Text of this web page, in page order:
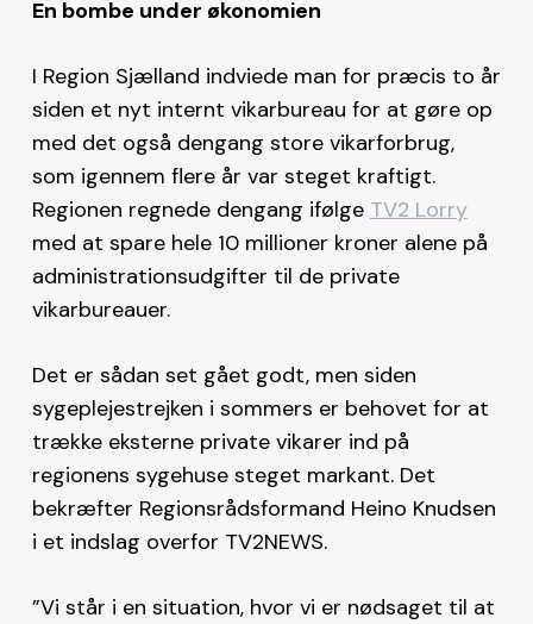
En bombe under økonomien
I Region Sjælland indviede man for præcis to år
siden et nyt internt vikarbureau for at gøre op
med det også dengang store vikarforbrug,
som igennem flere år var steget kraftigt.
Regionen regnede dengang ifølge TV2 Lorry
med at spare hele 10 millioner kroner alene på
administrationsudgifter til de private
vikarbureauer.
Det er sådan set gået godt, men siden
sygeplejestrejken i sommers er behovet for at
trække eksterne private vikarer ind på
regionens sygehuse steget markant. Det
bekræfter Regionsrådsformand Heino Knudsen
i et indslag overfor TV2NEWS.
”Vi står i en situation, hvor vi er nødsaget til at